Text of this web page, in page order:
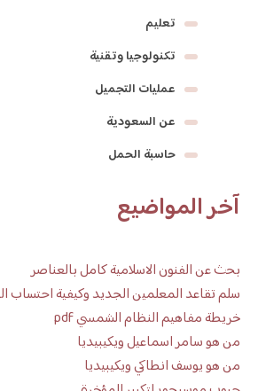
تعليم
تكنولوجيا وتقنية
عمليات التجميل
عن السعودية
حاسبة الحمل
آخر المواضيع
بحث عن الفنون الاسلامية كامل بالعناصر
سلم تقاعد المعلمين الجديد وكيفية احتساب
خريطة مفاهيم النظام الشمسي pdf
من هو سامر اسماعيل ويكيبيديا
من هو يوسف انطاكي ويكيبيديا